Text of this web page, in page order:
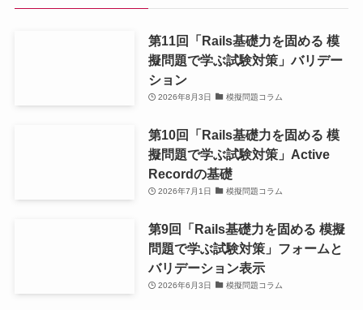
第11回「Rails基礎力を固める 模
擬問題で学ぶ試験対策」バリデー
ション
2026年8月3日 模擬問題コラム
第10回「Rails基礎力を固める 模
擬問題で学ぶ試験対策」Active
Recordの基礎
2026年7月1日 模擬問題コラム
第9回「Rails基礎力を固める 模擬
問題で学ぶ試験対策」フォームと
バリデーション表示
2026年6月3日 模擬問題コラム